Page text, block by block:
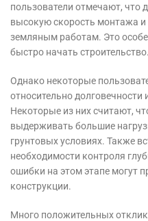
пользователи отмечают, что
высокую скорость монтажа
земляным работам. Это
быстро начать строительство.
Однако некоторые
относительно долговечности
Некоторые из них считают,
выдерживать большие
грунтовых условиях. Также
необходимости контроля
ошибки на этом этапе могут
конструкции.
Много положительных